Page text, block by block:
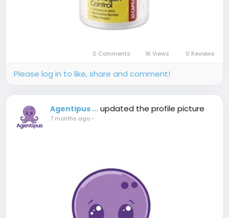
0 Comments 1K Views 0 Reviews
Please log in to like, share and comment!
Agentipus ... updated the profile picture
7 months ago-